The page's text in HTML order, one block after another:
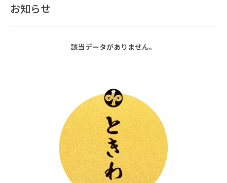
お知らせ
該当データがありません。